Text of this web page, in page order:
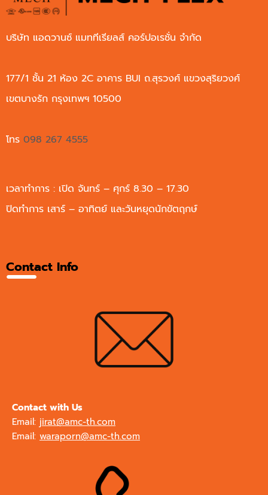
บริษัท แอดวานซ์ แมททีเรียลส์ คอร์ปอเรชั่น จำกัด
177/1 ชั้น 21 ห้อง 2C อาคาร BUI ถ.สุรวงศ์ แขวงสุริยวงศ์
เขตบางรัก กรุงเทพฯ 10500
โทร 098 267 4555
เวลาทำการ : เปิด จันทร์ – ศุกร์ 8.30 – 17.30
ปิดทำการ เสาร์ – อาทิตย์ และวันหยุดนักขัตฤกษ์
Contact Info
Contact with Us
Email: jirat@amc-th.com
Email: waraporn@amc-th.com